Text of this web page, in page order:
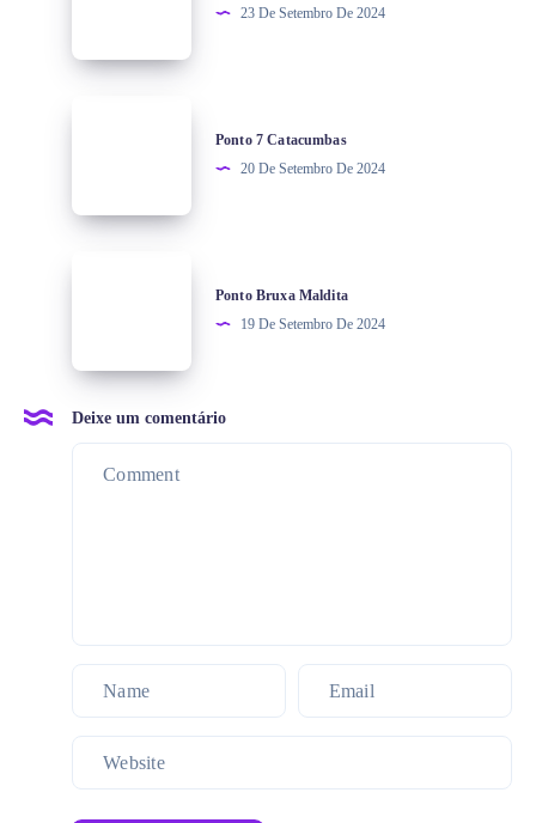
23 De Setembro De 2024
Ponto 7 Catacumbas
20 De Setembro De 2024
Ponto Bruxa Maldita
19 De Setembro De 2024
Deixe um comentário